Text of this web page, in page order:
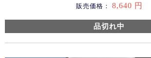
販売価格： 8,640 円
品切れ中